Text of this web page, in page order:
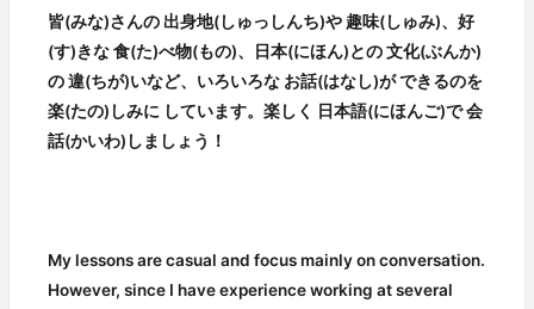
皆(みな)さんの 出身地(しゅっしんち)や 趣味(しゅみ)、好
(す)きな 食(た)べ物(もの)、日本(にほん)との 文化(ぶんか)
の 違(ちが)いなど、いろいろな お話(はなし)が できるのを
楽(たの)しみに しています。楽しく 日本語(にほんご)で 会
話(かいわ)しましょう！
My lessons are casual and focus mainly on conversation.
However, since I have experience working at several